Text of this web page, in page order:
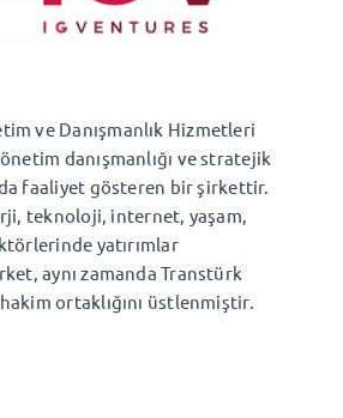
ve Danışmanlık Hizmetleri
danışmanlığı ve stratejik
faaliyet gösteren bir şirkettir.
teknoloji, internet, yaşam,
yatırımlar
aynı zamanda Transtürk
ortaklığını üstlenmiştir.